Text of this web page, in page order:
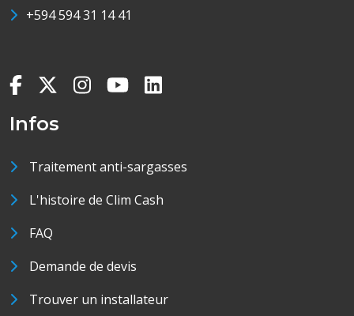
+594 594 31 14 41
Infos
Traitement anti-sargasses
L'histoire de Clim Cash
FAQ
Demande de devis
Trouver un installateur